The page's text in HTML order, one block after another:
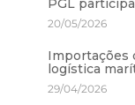
PGL
20/05/2026
Importações
logística
29/04/2026